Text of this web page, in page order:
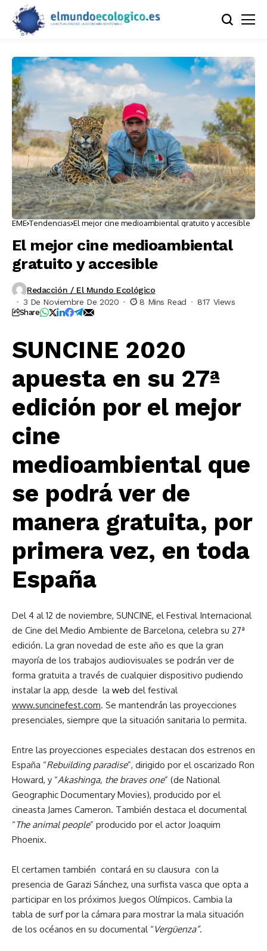
EME Tendencias El mejor cine medioambiental gratuito y accesible
El mejor cine medioambiental
gratuito y accesible
Redacción / El Mundo Ecológico
3 De Noviembre De 2020
8 Mins Read 817 Views
Share
SUNCINE 2020
apuesta en su 27ª
edición por el mejor
cine
medioambiental que
se podrá ver de
manera gratuita, por
primera vez, en toda
España
Del 4 al 12 de noviembre, SUNCINE, el Festival Internacional
de Cine del Medio Ambiente de Barcelona, celebra su 27ª
edición. La gran novedad de este año es que la gran
mayoría de los trabajos audiovisuales se podrán ver de
forma gratuita a través de cualquier dispositivo pudiendo
instalar la app, desde la web del festival
www.suncinefest.com. Se mantendrán las proyecciones
presenciales, siempre que la situación sanitaria lo permita.
Entre las proyecciones especiales destacan dos estrenos en
España “Rebuilding paradise”, dirigido por el oscarizado Ron
Howard, y “Akashinga, the braves one” (de National
Geographic Documentary Movies), producido por el
cineasta James Cameron. También destaca el documental
“The animal people” producido por el actor Joaquim
Phoenix.
El certamen también contará en su clausura con la
presencia de Garazi Sánchez, una surfista vasca que opta a
participar en los próximos Juegos Olímpicos. Cambia la
tabla de surf por la cámara para mostrar la mala situación
de los océanos en su documental “Vergüenza”.